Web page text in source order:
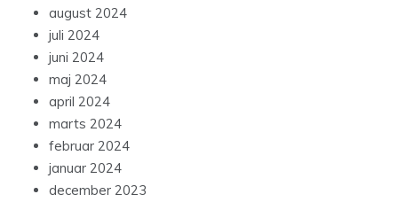
august 2024
juli 2024
juni 2024
maj 2024
april 2024
marts 2024
februar 2024
januar 2024
december 2023